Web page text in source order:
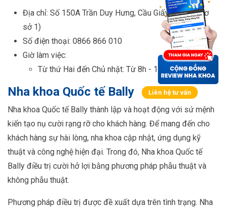
Địa chỉ: Số 150A Trần Duy Hưng, Cầu Giấy, Hà Nội (cơ
sở 1)
Số điện thoại: 0866 866 010
Giờ làm việc:
Từ thứ Hai đến Chủ nhật: Từ 8h - 12h và 13h - 19h
Nha khoa Quốc tế Bally Liên hệ tư vấn
Nha khoa Quốc tế Bally thành lập và hoạt động với sứ mệnh
kiến tạo nụ cười rạng rỡ cho khách hàng. Để mang đến cho
khách hàng sự hài lòng, nha khoa cập nhật, ứng dụng kỹ
thuật và công nghệ hiện đại. Trong đó, Nha khoa Quốc tế
Bally điều trị cười hở lợi bằng phương pháp phẫu thuật và
không phẫu thuật.
Phương pháp điều trị được đề xuất dựa trên tình trạng. Nha